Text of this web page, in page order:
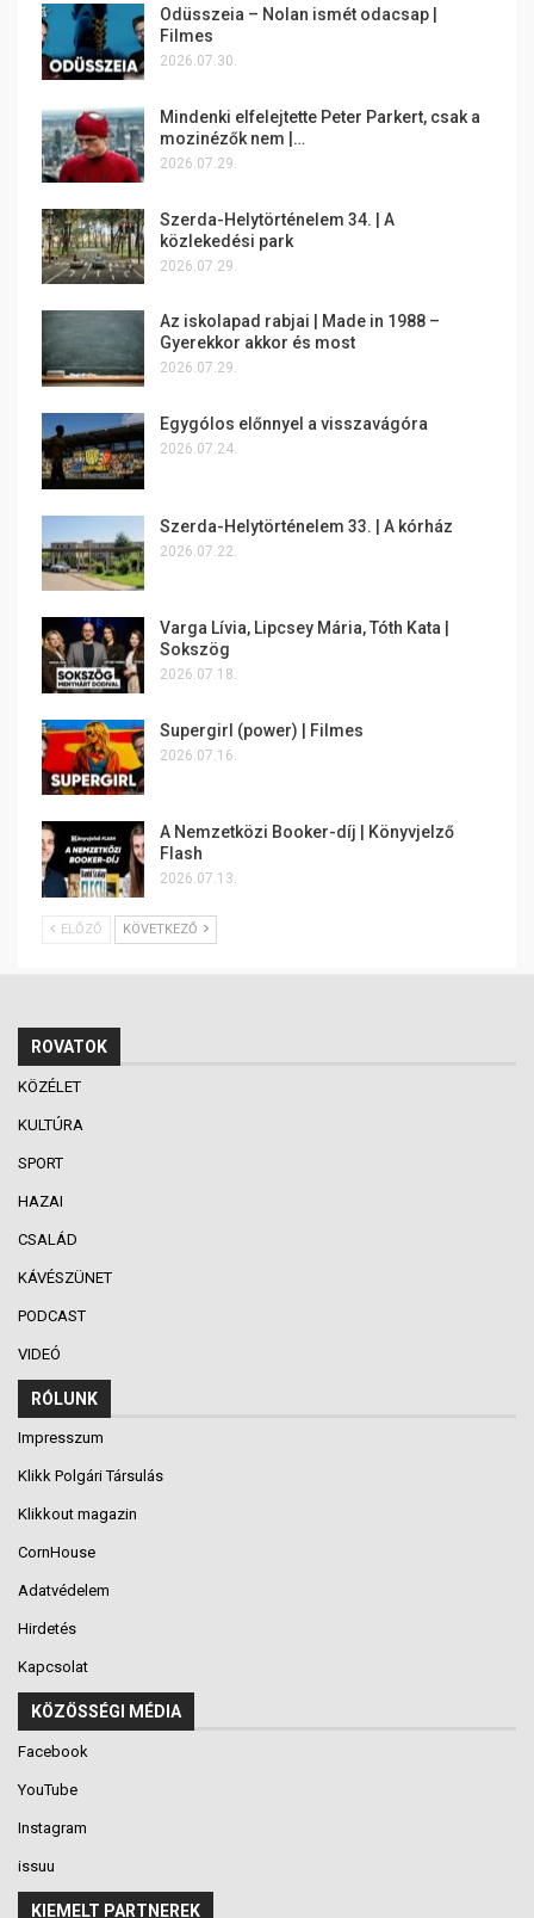
Odüsszeia – Nolan ismét odacsap |
Filmes
2026.07.30.
Mindenki elfelejtette Peter Parkert, csak a
mozinézők nem |…
2026.07.29.
Szerda-Helytörténelem 34. | A
közlekedési park
2026.07.29.
Az iskolapad rabjai | Made in 1988 –
Gyerekkor akkor és most
2026.07.29.
Egygólos előnnyel a visszavágóra
2026.07.24.
Szerda-Helytörténelem 33. | A kórház
2026.07.22.
Varga Lívia, Lipcsey Mária, Tóth Kata |
Sokszög
2026.07.18.
Supergirl (power) | Filmes
2026.07.16.
A Nemzetközi Booker-díj | Könyvjelző
Flash
2026.07.13.
ELŐZŐ KÖVETKEZŐ
ROVATOK
KÖZÉLET
KULTÚRA
SPORT
HAZAI
CSALÁD
KÁVÉSZÜNET
PODCAST
VIDEÓ
RÓLUNK
Impresszum
Klikk Polgári Társulás
Klikkout magazin
CornHouse
Adatvédelem
Hirdetés
Kapcsolat
KÖZÖSSÉGI MÉDIA
Facebook
YouTube
Instagram
issuu
KIEMELT PARTNEREK